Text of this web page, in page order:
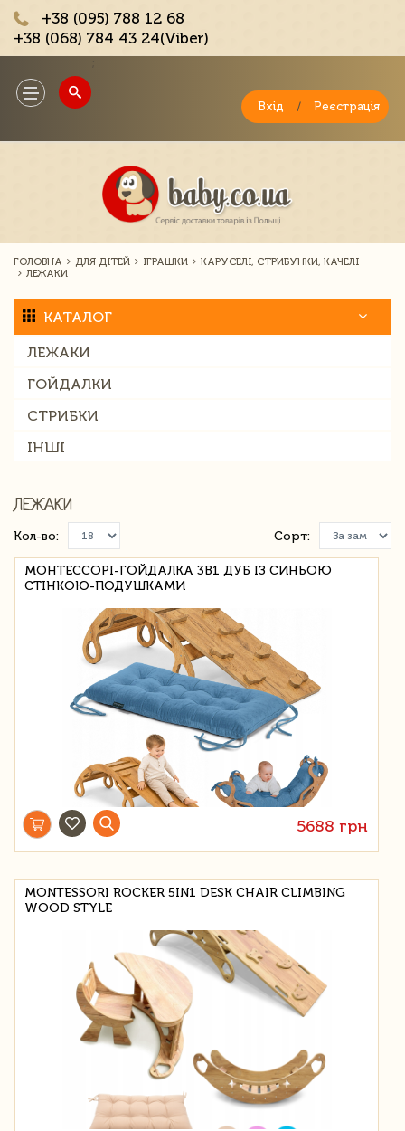
+38 (095) 788 12 68
+38 (068) 784 43 24(Viber)
Toggle
navigation
Вхід / Реєстрація
ГОЛОВНА ДЛЯ ДІТЕЙ ІГРАШКИ
КАРУСЕЛІ, СТРИБУНКИ, КАЧЕЛІ
ЛЕЖАКИ
КАТАЛОГ
ЛЕЖАКИ
ГОЙДАЛКИ
СТРИБКИ
ІНШІ
ЛЕЖАКИ
Кол-во: Сорт:
МОНТЕССОРІ-ГОЙДАЛКА 3В1 ДУБ ІЗ СИНЬОЮ
СТІНКОЮ-ПОДУШКАМИ
5688 грн
MONTESSORI ROCKER 5IN1 DESK CHAIR CLIMBING
WOOD STYLE